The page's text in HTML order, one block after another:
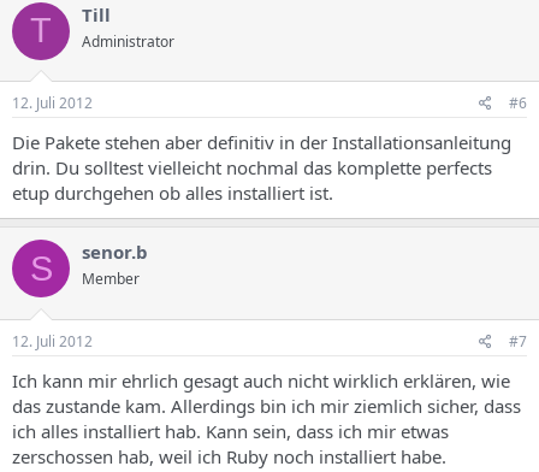
T Till
Administrator
12. Juli 2012 #6
Die Pakete stehen aber definitiv in der Installationsanleitung
drin. Du solltest vielleicht nochmal das komplette perfects
etup durchgehen ob alles installiert ist.
S senor.b
Member
12. Juli 2012 #7
Ich kann mir ehrlich gesagt auch nicht wirklich erklären, wie
das zustande kam. Allerdings bin ich mir ziemlich sicher, dass
ich alles installiert hab. Kann sein, dass ich mir etwas
zerschossen hab, weil ich Ruby noch installiert habe.